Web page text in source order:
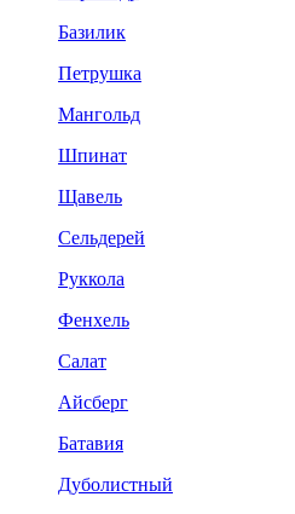
Базилик
Петрушка
Мангольд
Шпинат
Щавель
Сельдерей
Руккола
Фенхель
Салат
Айсберг
Батавия
Дуболистный